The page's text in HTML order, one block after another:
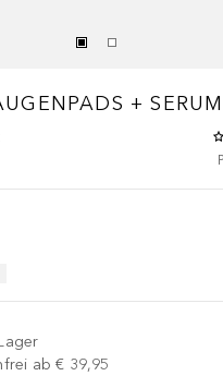
+ SERUM
ab € 39,95